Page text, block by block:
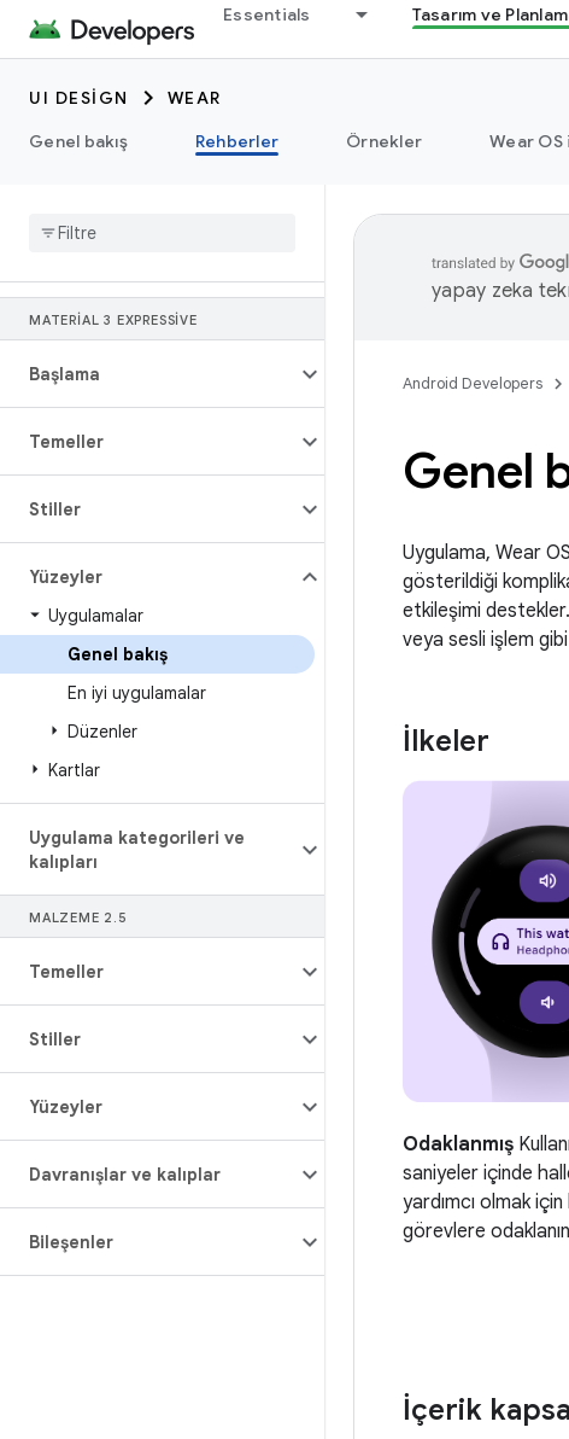
Essentials Tasarım ve
UI DESIGN
WEAR
Genel bakış
Rehberler Örnekler Wear
MATERIAL 3 EXPRESSIVE
Başlama
Temeller
Stiller
Yüzeyler
Uygulamalar
Genel bakış
En iyi uygulamalar
Düzenler
Kartlar
Uygulama kategorileri ve
kalıpları
MALZEME 2 . 5
Temeller
Stiller
Yüzeyler
Davranışlar ve kalıplar
Bileşenler
yapay zeka
Android Developers
Genel
Uygulama, Wear
gösterildiği
etkileşimi
veya sesli işlem
İlkeler
Odaklanmış
saniyeler içinde
yardımcı olmak
görevlere
İçerik